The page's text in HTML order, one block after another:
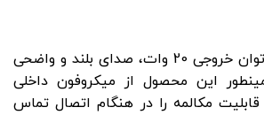
اسپیکر BTS204 با توان خروجی 20 وات، صدای بلند و واضحی
این محصول از میکروفون داخلی
مکالمه را در هنگام اتصال تماس